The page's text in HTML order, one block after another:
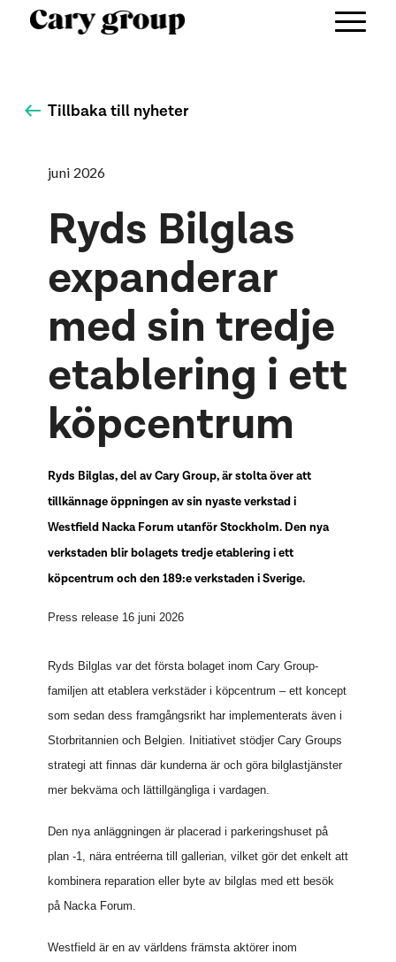
Tillbaka till nyheter
juni 2026
Ryds Bilglas
expanderar
med sin tredje
etablering i ett
köpcentrum
Ryds Bilglas, del av Cary Group, är stolta över att
tillkännage öppningen av sin nyaste verkstad i
Westfield Nacka Forum utanför Stockholm. Den nya
verkstaden blir bolagets tredje etablering i ett
köpcentrum och den 189:e verkstaden i Sverige.
Press release 16 juni 2026
Ryds Bilglas var det första bolaget inom Cary Group-
familjen att etablera verkstäder i köpcentrum – ett koncept
som sedan dess framgångsrikt har implementerats även i
Storbritannien och Belgien. Initiativet stödjer Cary Groups
strategi att finnas där kunderna är och göra bilglastjänster
mer bekväma och lättillgängliga i vardagen.
Den nya anläggningen är placerad i parkeringshuset på
plan -1, nära entréerna till gallerian, vilket gör det enkelt att
kombinera reparation eller byte av bilglas med ett besök
på Nacka Forum.
Westfield är en av världens främsta aktörer inom